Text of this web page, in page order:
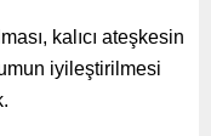
kalıcı ateşkesin
iyileştirilmesi